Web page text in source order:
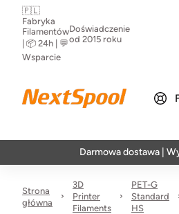
🇵🇱
Fabryka
Filamentów
| 📦 24h | 💬
Wsparcie
Doświadczenie
od 2015 roku
Darmowa dostawa | Wysyłka
Strona
główna
3D
Printer
Filaments
PET-G
Standard
HS